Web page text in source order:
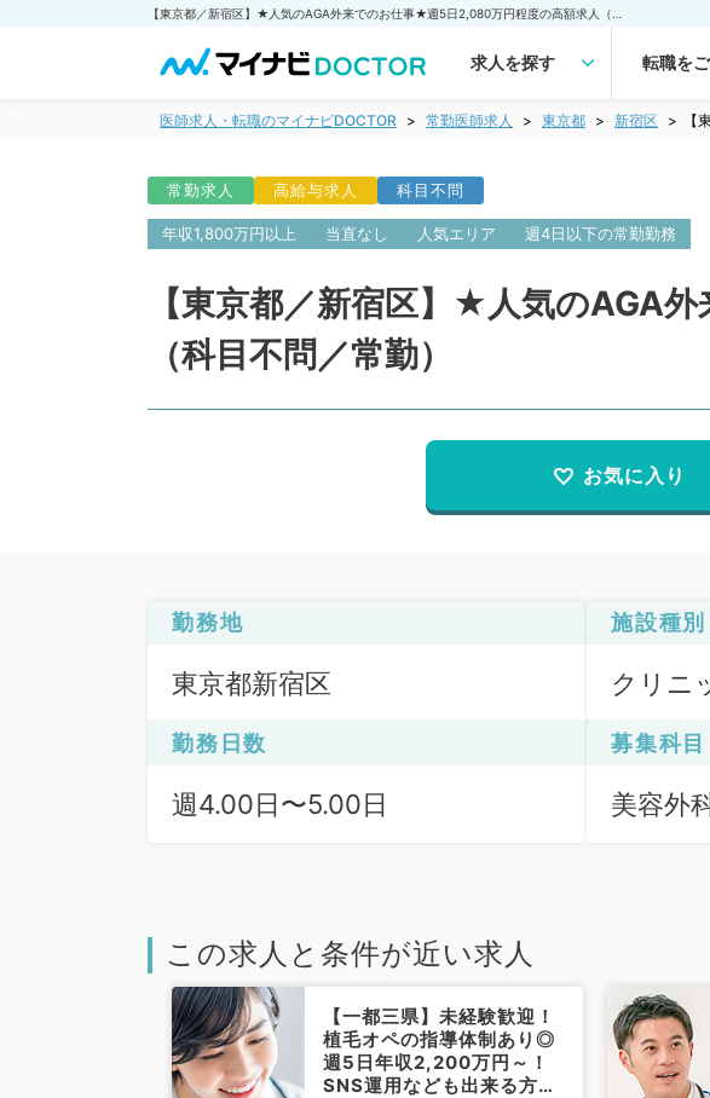
求人を探す 転職を
医師求人・転職のマイナビDOCTOR 常勤医師求人 東京都 新宿区 【
常勤求人 高給与求人 科目不問
年収1,800万円以上 当直なし 人気エリア 週4日以下の常勤勤務
【東京都／新宿区】★人気のAGA
（科目不問／常勤）
お気に入り
勤務地
東京都新宿区
施設種別
クリニ
勤務日数
週4.00日〜5.00日
募集科目
美容外
この求人と条件が近い求人
【一都三県】未経験歓迎！
植毛オペの指導体制あり◎
週5日年収2,200万円～！
SNS運用なども出来る方を